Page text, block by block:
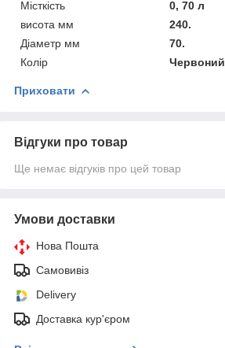
Місткість
0, 70 л
висота мм
240.
Діаметр мм
70.
Колір
Червоний
Приховати
Відгуки про товар
Ще немає відгуків про цей товар
Умови доставки
Нова Пошта
Самовивіз
Delivery
Доставка кур'єром